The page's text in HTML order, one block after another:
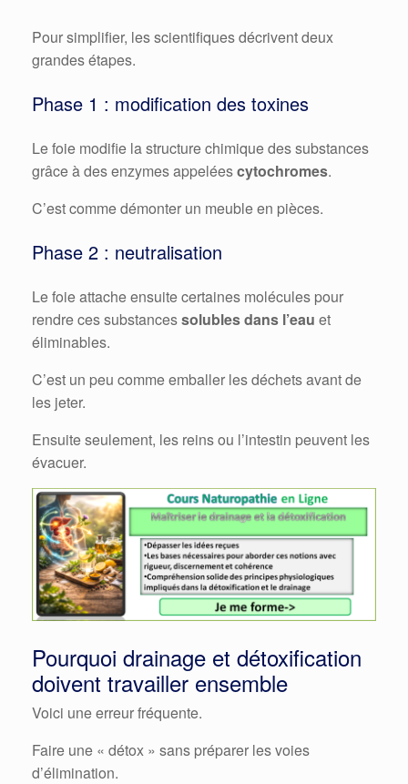
Pour simplifier, les scientifiques décrivent deux
grandes étapes.
Phase 1 : modification des toxines
Le foie modifie la structure chimique des substances
grâce à des enzymes appeléescytochromes.
C’est comme démonter un meuble en pièces.
Phase 2 : neutralisation
Le foie attache ensuite certaines molécules pour
rendre ces substancessolubles dans l’eau et
éliminables.
C’est un peu comme emballer les déchets avant de
les jeter.
Ensuite seulement, les reins ou l’intestin peuvent les
évacuer.
Pourquoi drainage et détoxification
doivent travailler ensemble
Voici une erreur fréquente.
Faire une « détox » sans préparer les voies
d’élimination.